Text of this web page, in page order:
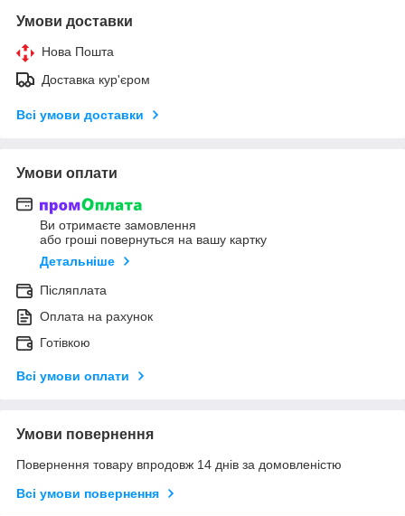
Умови доставки
Нова Пошта
Доставка кур'єром
Всі умови доставки
Умови оплати
Ви отримаєте замовлення
або гроші повернуться на вашу картку
Детальніше
Післяплата
Оплата на рахунок
Готівкою
Всі умови оплати
Умови повернення
Повернення товару впродовж 14 днів за домовленістю
Всі умови повернення